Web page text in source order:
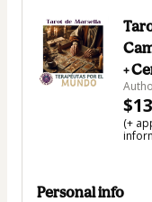
+
(+
Personal info